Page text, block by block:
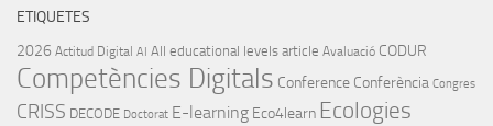
ETIQUETES
2026 Actitud Digital AI All educational levels article Avaluació CODUR
Competències Digitals Conference Conferència Congres
CRISS DECODE Doctorat E-learning Eco4learn Ecologies